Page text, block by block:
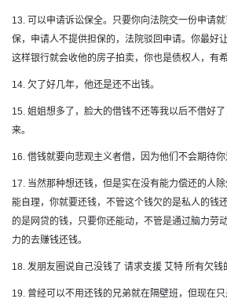
13. 可以申请诉讼保全。只要你向法院交一份申请
保，申请人不提供担保的，法院驳回申请。你最好
这样银行就会收他的房子拍卖，你也是债权人，有
14. 欠了好几年，他还是还不出钱。
15. 姐姐想多了，脸大的借钱不还等我以后不借好
来。
16. 借钱就要向悲观主义者借，因为他们不会期待你
17. 当然那种想还钱，但是实在没有能力偿还的人
能自理，你就要还钱，不管这个钱欠的是私人的钱
的是网贷的钱，只要你还能动，不管是通过脑力劳
力的去赚钱还钱。
18. 发朋友圈说自己没钱了 请求支援 艾特 所有欠钱
19. 曾经可以不用还钱的兄弟就在隔壁班，但现在只